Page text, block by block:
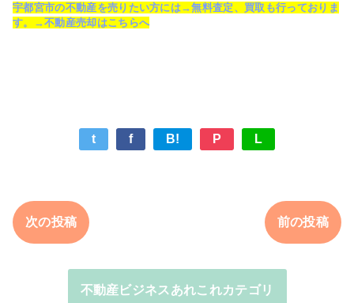
宇都宮市の不動産を売りたい方には→無料査定、買取も行っておりま
す。→不動産売却はこちらへ
t f B! P L
次の投稿 前の投稿
不動産ビジネスあれこれカテゴリ